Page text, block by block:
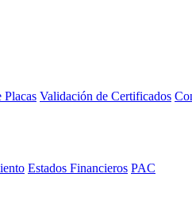
Placas Validación de Certificados
Estados Financieros PAC